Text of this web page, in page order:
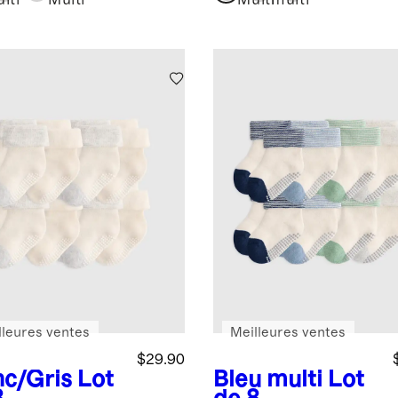
Gris Lot
$29.90
ventes
Bleu multi Lot
Meilleures ventes